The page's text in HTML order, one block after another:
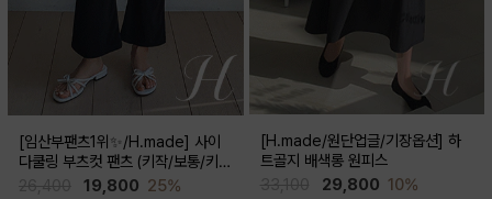
[임산부팬츠1위✨/H.made] 사이
다쿨링 부츠컷 팬츠 (키작/보통/키
19,800 25%
[H.made/원단업글/기장옵션] 하
트골지 배색롱 원피스
29,800 10%